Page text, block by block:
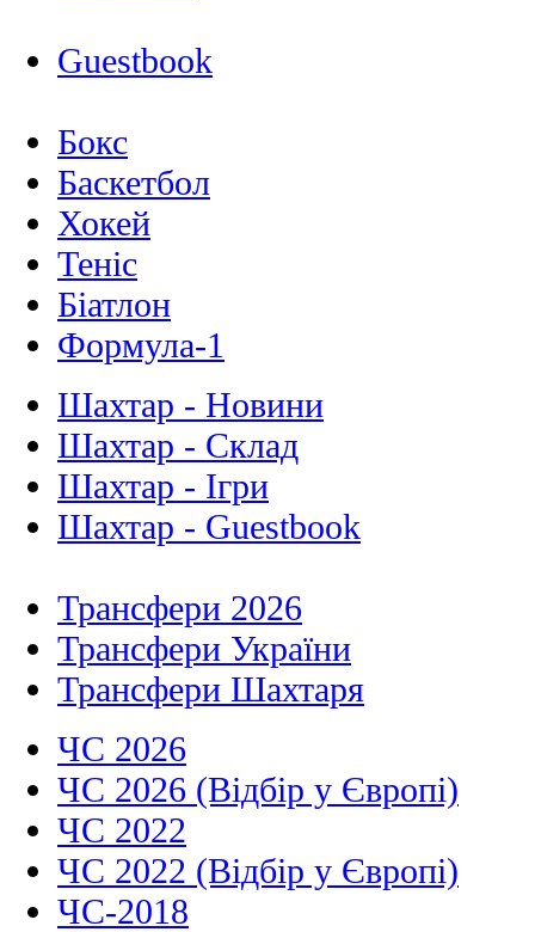
Guestbook
Бокс
Баскетбол
Хокей
Теніс
Біатлон
Формула-1
Шахтар - Новини
Шахтар - Склад
Шахтар - Ігри
Шахтар - Guestbook
Трансфери 2026
Трансфери України
Трансфери Шахтаря
ЧС 2026
ЧС 2026 (Відбір у Європі)
ЧС 2022
ЧС 2022 (Відбір у Європі)
ЧС-2018